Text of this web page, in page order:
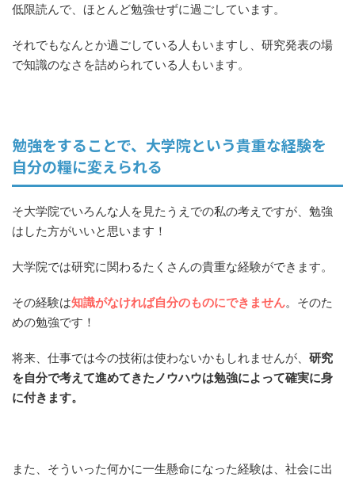
低限読んで、ほとんど勉強せずに過ごしています。
それでもなんとか過ごしている人もいますし、研究発表の場
で知識のなさを詰められている人もいます。
勉強をすることで、大学院という貴重な経験を
自分の糧に変えられる
そ大学院でいろんな人を見たうえでの私の考えですが、勉強
はした方がいいと思います！
大学院では研究に関わるたくさんの貴重な経験ができます。
その経験は知識がなければ自分のものにできません。そのた
めの勉強です！
将来、仕事では今の技術は使わないかもしれませんが、 研究
を自分で考えて進めてきたノウハウは勉強によって確実に身
に付きます。
また、そういった何かに一生懸命になった経験は、社会に出